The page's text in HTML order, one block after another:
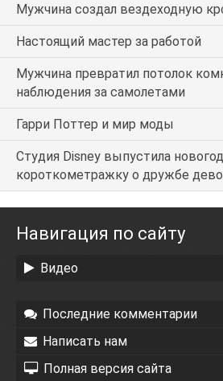
Мужчина создал вездеходную
Настоящий мастер за работой
Мужчина превратил потолок
наблюдения за самолетами
Гарри Поттер и мир моды
Студия Disney выпустила
короткометражку о дружбе
Навигация по сайту
Видео
Последние комментарии
Написать нам
Полная версия сайта